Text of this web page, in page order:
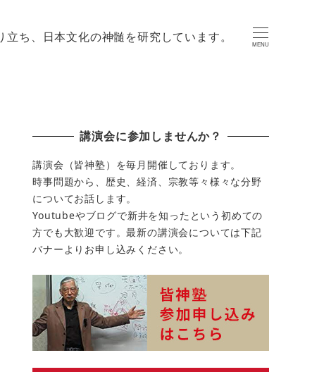
ち、日本文化の神髄を研究しています。
MENU
講演会に参加しませんか？
講演会（皆神塾）を毎月開催しております。
時事問題から、歴史、経済、宗教等々様々な分野
についてお話します。
Youtubeやブログで新井を知ったという初めての
方でも大歓迎です。最新の講演会については下記
バナーよりお申し込みください。